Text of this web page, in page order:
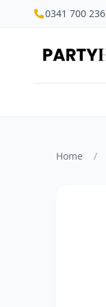
0341 700 236
Home /